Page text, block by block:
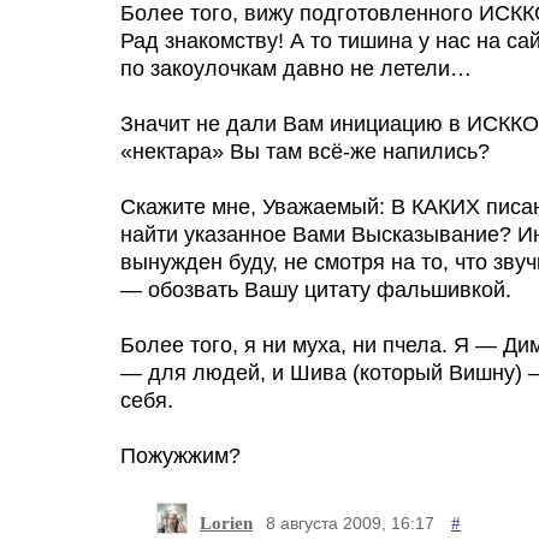
Более того, вижу подготовленного
Рад знакомству! А то тишина у нас на
по закоулочкам давно не летели…
Значит не дали Вам инициацию в
«нектара» Вы там всё-же напились?
Скажите мне, Уважаемый: В КАКИХ
найти указанное Вами Высказывание?
вынужден буду, не смотря на то, что
— обозвать Вашу цитату фальшивкой.
Более того, я ни муха, ни пчела. Я —
— для людей, и Шива (который Вишну)
себя.
Пожужжим?
Lorien 8 августа 2009, 16:17 #